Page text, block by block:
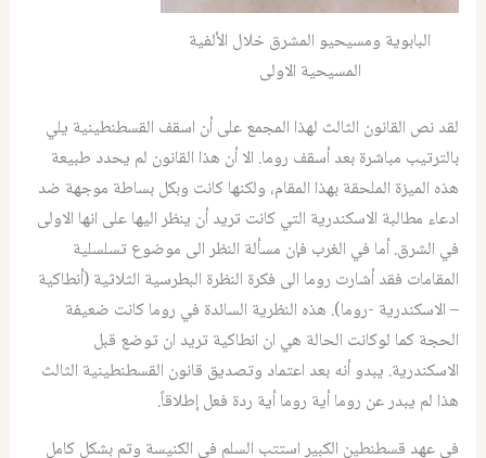
البابوية ومسيحيو المشرق خلال الألفية
المسيحية الاولى
لقد نص القانون الثالث لهذا المجمع على أن اسقف القسطنطينية يلي
بالترتيب مباشرة بعد أسقف روما. الا أن هذا القانون لم يحدد طبيعة
هذه الميزة الملحقة بهذا المقام، ولكنها كانت وبكل بساطة موجهة ضد
ادعاء مطالبة الاسكندرية التي كانت تريد أن ينظر اليها على انها الاولى
في الشرق. أما في الغرب فإن مسألة النظر الى موضوع تسلسلية
المقامات فقد أشارت روما الى فكرة النظرة البطرسية الثلاثية (أنطاكية
– الاسكندرية -روما). هذه النظرية السائدة في روما كانت ضعيفة
الحجة كما لوكانت الحالة هي ان انطاكية تريد ان توضع قبل
الاسكندرية. يبدو أنه بعد اعتماد وتصديق قانون القسطنطينية الثالث
هذا لم يبدر عن روما أية روما أية ردة فعل إطلاقاً.
في عهد قسطنطين الكبير استتب السلم في الكنيسة وتم بشكل كامل